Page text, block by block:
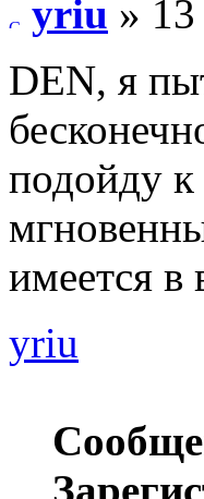
yriu »
DEN, я
подойду к
имеется
yriu